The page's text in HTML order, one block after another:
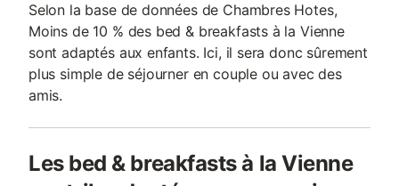
Selon la base de données de Chambres Hotes,
Moins de 10 % des bed & breakfasts à la Vienne
sont adaptés aux enfants. Ici, il sera donc sûrement
plus simple de séjourner en couple ou avec des
amis.
Les bed & breakfasts à la Vienne